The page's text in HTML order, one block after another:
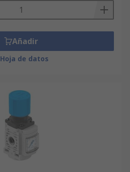
Añadir
Hoja de datos